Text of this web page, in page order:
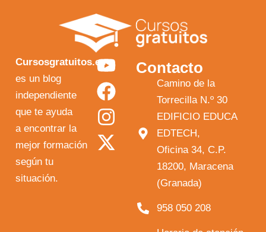
Cursosgratuitos.es
es un blog
independiente
que te ayuda
a encontrar la
mejor formación
según tu
situación.
Y
o
u
t
u
F
a
c
e
b
I
n
s
t
a
X
-
t
w
i
Contacto
Camino de la
Torrecilla N.º 30
EDIFICIO EDUCA
EDTECH,
Oficina 34, C.P.
18200, Maracena
(Granada)
958 050 208